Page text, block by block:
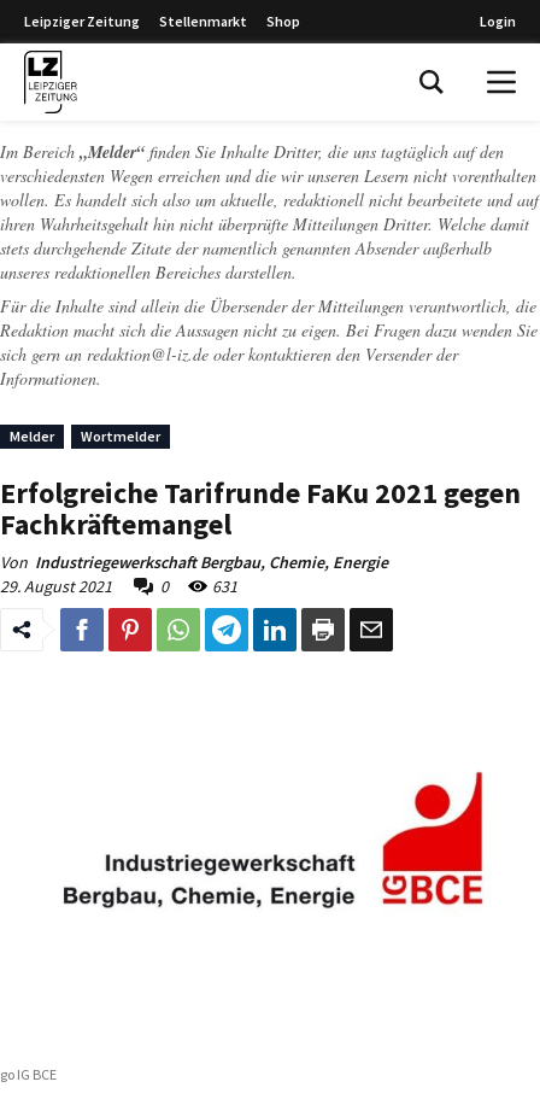
Leipziger Zeitung Stellenmarkt Shop Login
Im Bereich „Melder“ finden Sie Inhalte Dritter, die uns tagtäglich auf den
verschiedensten Wegen erreichen und die wir unseren Lesern nicht vorenthalten
wollen. Es handelt sich also um aktuelle, redaktionell nicht bearbeitete und auf
ihren Wahrheitsgehalt hin nicht überprüfte Mitteilungen Dritter. Welche damit
stets durchgehende Zitate der namentlich genannten Absender außerhalb
unseres redaktionellen Bereiches darstellen.
Für die Inhalte sind allein die Übersender der Mitteilungen verantwortlich, die
Redaktion macht sich die Aussagen nicht zu eigen. Bei Fragen dazu wenden Sie
sich gern an redaktion@l-iz.de oder kontaktieren den Versender der
Informationen.
Melder Wortmelder
Erfolgreiche Tarifrunde FaKu 2021 gegen
Fachkräftemangel
Von Industriegewerkschaft Bergbau, Chemie, Energie
29. August 2021
0 631
IG BCE